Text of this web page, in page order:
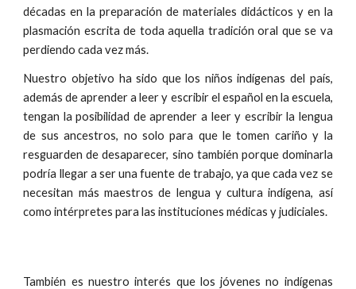
décadas en la preparación de materiales didácticos y en la
plasmación escrita de toda aquella tradición oral que se va
perdiendo cada vez más.
Nuestro objetivo ha sido que los niños indígenas del país,
además de aprender a leer y escribir el español en la escuela,
tengan la posibilidad de aprender a leer y escribir la lengua
de sus ancestros, no solo para que le tomen cariño y la
resguarden de desaparecer, sino también porque dominarla
podría llegar a ser una fuente de trabajo, ya que cada vez se
necesitan más maestros de lengua y cultura indígena, así
como intérpretes para las instituciones médicas y judiciales.
También es nuestro interés que los jóvenes no indígenas